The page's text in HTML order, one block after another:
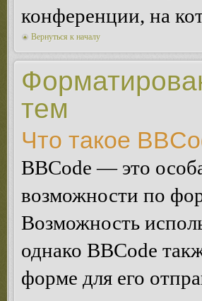
конференции, на
Вернуться к началу
тем
Что такое
BBCode — это
возможности по
Возможность
однако BBCode
форме для его